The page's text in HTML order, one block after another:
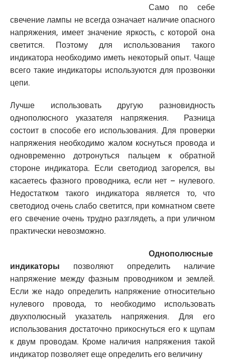
Само по себе
свечение лампы не всегда означает наличие опасного
напряжения, имеет значение яркость, с которой она
светится. Поэтому для использования такого
индикатора необходимо иметь некоторый опыт. Чаще
всего такие индикаторы используются для прозвонки
цепи.
Лучше использовать другую разновидность
однополюсного указателя напряжения. Разница
состоит в способе его использования. Для проверки
напряжения необходимо жалом коснуться провода и
одновременно дотронуться пальцем к обратной
стороне индикатора. Если светодиод загорелся, вы
касаетесь фазного проводника, если нет – нулевого.
Недостатком такого индикатора является то, что
светодиод очень слабо светится, при комнатном свете
его свечение очень трудно разглядеть, а при уличном
практически невозможно.
Однополюсные
индикаторы позволяют определить наличие
напряжение между фазным проводником и землей.
Если же надо определить напряжение относительно
нулевого провода, то необходимо использовать
двухполюсный указатель напряжения. Для его
использования достаточно прикоснуться его к щупам
к двум проводам. Кроме наличия напряжения такой
индикатор позволяет еще определить его величину